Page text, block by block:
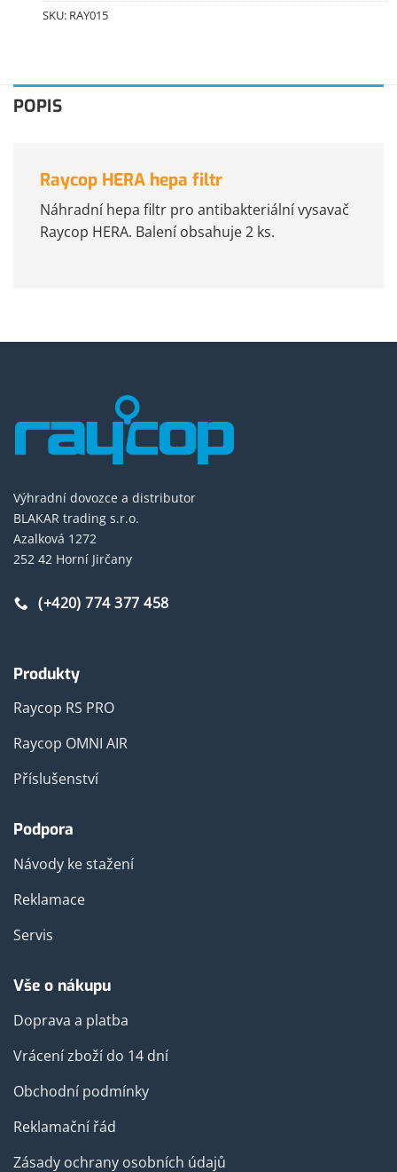
SKU: RAY015
POPIS
Raycop HERA hepa filtr
Náhradní hepa filtr pro antibakteriální vysavač
Raycop HERA. Balení obsahuje 2 ks.
Výhradní dovozce a distributor
BLAKAR trading s.r.o.
Azalková 1272
252 42 Horní Jirčany
(+420) 774 377 458
Produkty
Raycop RS PRO
Raycop OMNI AIR
Příslušenství
Podpora
Návody ke stažení
Reklamace
Servis
Vše o nákupu
Doprava a platba
Vrácení zboží do 14 dní
Obchodní podmínky
Reklamační řád
Zásady ochrany osobních údajů